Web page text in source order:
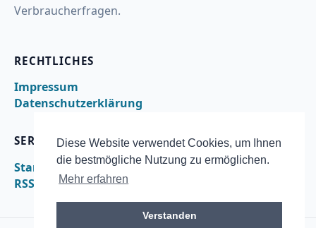
Diese Website verwendet Cookies, um Ihnen
die bestmögliche Nutzung zu ermöglichen.
Mehr erfahren
Verstanden
Verbraucherfragen.
RECHTLICHES
Impressum
Datenschutzerklärung
SERVICE
Startseite
RSS